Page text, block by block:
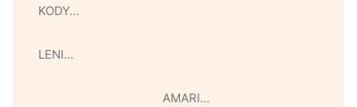
KODY…
LENI…
AMARI…